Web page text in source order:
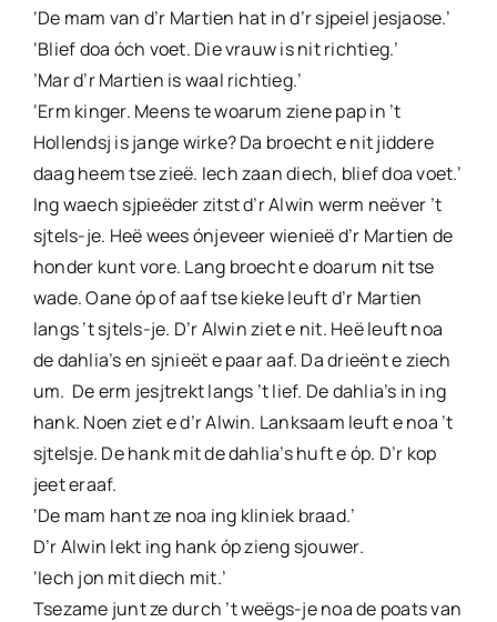
‘De mam van d’r Martien hat in d’r sjpeiel jesjaose.’
‘Blief doa óch voet. Die vrauw is nit richtieg.’
’Mar d’r Martien is waal richtieg.’
‘Erm kinger. Meens te woarum ziene pap in ’t
Hollendsj is jange wirke? Da broecht e nit jiddere
daag heem tse zieë. Iech zaan diech, blief doa voet.’
Ing waech sjpieëder zitst d’r Alwin werm neëver ’t
sjtels-je. Heë wees ónjeveer wienieë d’r Martien de
honder kunt vore. Lang broecht e doarum nit tse
wade. Oane óp of aaf tse kieke leuft d’r Martien
langs ’t sjtels-je. D’r Alwin ziet e nit. Heë leuft noa
de dahlia’s en sjnieët e paar aaf. Da drieënt e ziech
um. De erm jesjtrekt langs ’t lief. De dahlia’s in ing
hank. Noen ziet e d’r Alwin. Lanksaam leuft e noa ’t
sjtelsje. De hank mit de dahlia’s huft e óp. D’r kop
jeet eraaf.
‘De mam hant ze noa ing kliniek braad.’
D’r Alwin lekt ing hank óp zieng sjouwer.
‘Iech jon mit diech mit.’
Tsezame junt ze durch ’t weëgs-je noa de poats van